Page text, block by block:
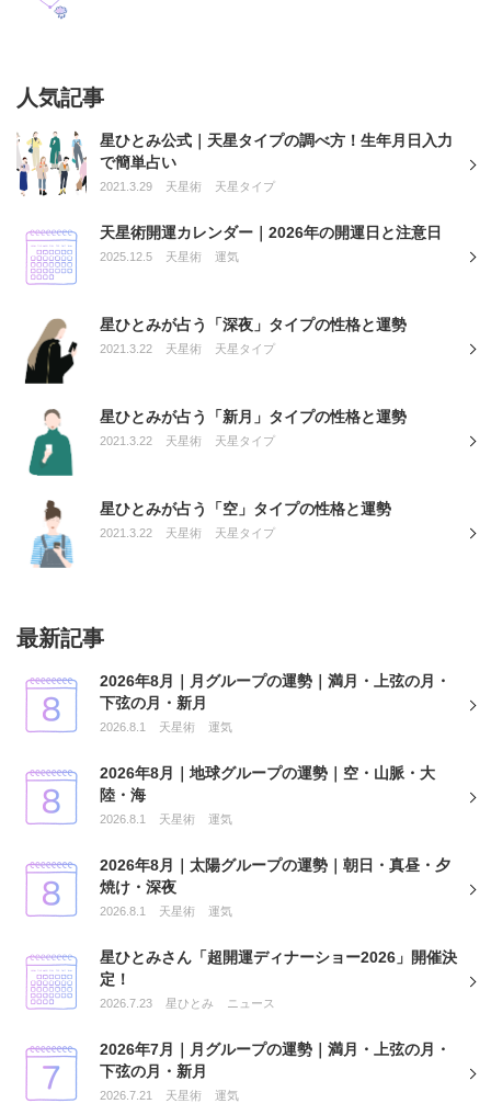
人気記事
星ひとみ公式｜天星タイプの調べ方！生年月日入力
で簡単占い
2021.3.29 天星術 天星タイプ
天星術開運カレンダー｜2026年の開運日と注意日
2025.12.5 天星術 運気
星ひとみが占う「深夜」タイプの性格と運勢
2021.3.22 天星術 天星タイプ
星ひとみが占う「新月」タイプの性格と運勢
2021.3.22 天星術 天星タイプ
星ひとみが占う「空」タイプの性格と運勢
2021.3.22 天星術 天星タイプ
最新記事
2026年8月｜月グループの運勢｜満月・上弦の月・
下弦の月・新月
2026.8.1 天星術 運気
2026年8月｜地球グループの運勢｜空・山脈・大
陸・海
2026.8.1 天星術 運気
2026年8月｜太陽グループの運勢｜朝日・真昼・夕
焼け・深夜
2026.8.1 天星術 運気
星ひとみさん「超開運ディナーショー2026」開催決
定！
2026.7.23 星ひとみ ニュース
2026年7月｜月グループの運勢｜満月・上弦の月・
下弦の月・新月
2026.7.21 天星術 運気